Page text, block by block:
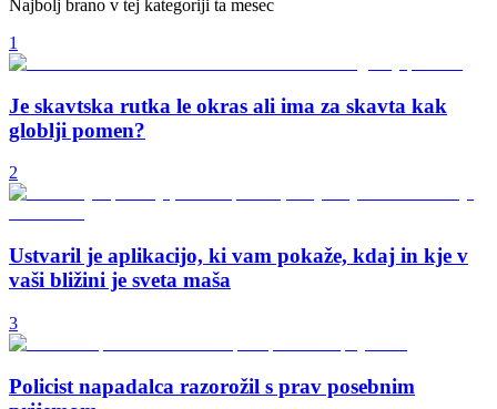
Najbolj brano v tej kategoriji ta mesec
1
Je skavtska rutka le okras ali ima za skavta kak
globlji pomen?
2
Ustvaril je aplikacijo, ki vam pokaže, kdaj in kje v
vaši bližini je sveta maša
3
Policist napadalca razorožil s prav posebnim